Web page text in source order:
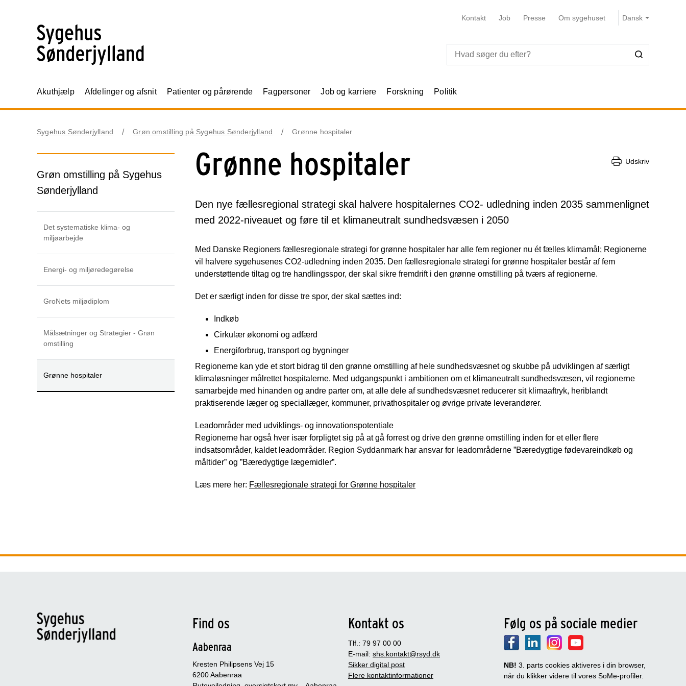
Kontakt Job Presse Om sygehuset
Akuthjælp Afdelinger og afsnit Patienter og pårørende Fagpersoner Job og karriere Forskning Politik
Sygehus Sønderjylland Grøn omstilling på Sygehus Sønderjylland Grønne hospitaler
Grøn omstilling på Sygehus
Sønderjylland
Det systematiske klima- og
miljøarbejde
Energi- og miljøredegørelse
GroNets miljødiplom
Målsætninger og Strategier - Grøn
omstilling
Grønne hospitaler
Grønne hospitaler Udskriv
Den nye fællesregional strategi skal halvere hospitalernes CO2- udledning inden 2035 sammenlignet
med 2022-niveauet og føre til et klimaneutralt sundhedsvæsen i 2050
Med Danske Regioners fællesregionale strategi for grønne hospitaler har alle fem regioner nu ét fælles klimamål; Regionerne
vil halvere sygehusenes CO2-udledning inden 2035. Den fællesregionale strategi for grønne hospitaler består af fem
understøttende tiltag og tre handlingsspor, der skal sikre fremdrift i den grønne omstilling på tværs af regionerne.
Det er særligt inden for disse tre spor, der skal sættes ind:
Indkøb
Cirkulær økonomi og adfærd
Energiforbrug, transport og bygninger
Regionerne kan yde et stort bidrag til den grønne omstilling af hele sundhedsvæsnet og skubbe på udviklingen af særligt
klimaløsninger målrettet hospitalerne. Med udgangspunkt i ambitionen om et klimaneutralt sundhedsvæsen, vil regionerne
samarbejde med hinanden og andre parter om, at alle dele af sundhedsvæsnet reducerer sit klimaaftryk, heriblandt
praktiserende læger og speciallæger, kommuner, privathospitaler og øvrige private leverandører.
Leadområder med udviklings- og innovationspotentiale
Regionerne har også hver især forpligtet sig på at gå forrest og drive den grønne omstilling inden for et eller flere
indsatsområder, kaldet leadområder. Region Syddanmark har ansvar for leadområderne ”Bæredygtige fødevareindkøb og
måltider” og ”Bæredygtige lægemidler”.
Læs mere her: Fællesregionale strategi for Grønne hospitaler
Find os
Aabenraa
Kresten Philipsens Vej 15
6200 Aabenraa
Kontakt os
Tlf.: 79 97 00 00
E-mail: shs.kontakt@rsyd.dk
Sikker digital post
Flere kontaktinformationer
Følg os på sociale medier
NB! 3. parts cookies aktiveres i din browser,
når du klikker videre til vores SoMe-profiler.